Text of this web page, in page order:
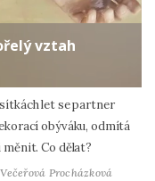
vztah
let se partner
obýváku, odmítá
měnit. Co dělat?
Procházková